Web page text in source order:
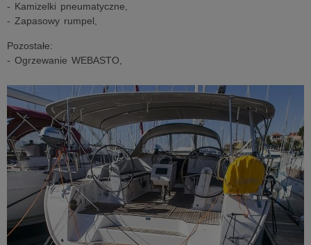
- Kamizelki pneumatyczne,
- Zapasowy rumpel,
Pozostałe:
- Ogrzewanie WEBASTO,